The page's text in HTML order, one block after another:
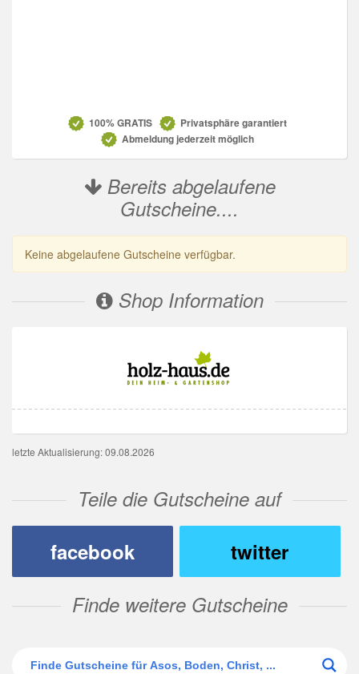
100% GRATIS
Privatsphäre garantiert
Abmeldung jederzeit möglich
Bereits abgelaufene
Gutscheine....
Keine abgelaufene Gutscheine verfügbar.
Shop Information
letzte Aktualisierung: 09.08.2026
Teile die Gutscheine auf
facebook
twitter
Finde weitere Gutscheine